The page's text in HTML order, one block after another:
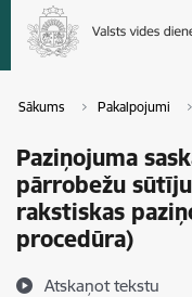
Sākums Pakalpojumi
Paziņojuma
pārrobežu
rakstiskas
procedūra)
Atskaņot tekstu